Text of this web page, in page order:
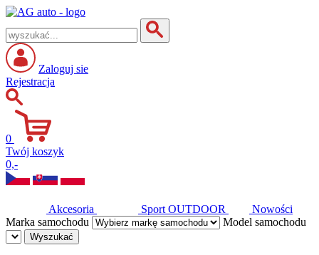
Zaloguj sie
Rejestracja
0
Twój koszyk
0,-
Akcesoria Sport OUTDOOR
Nowości
Marka samochodu
Model samochodu
Wyszukać